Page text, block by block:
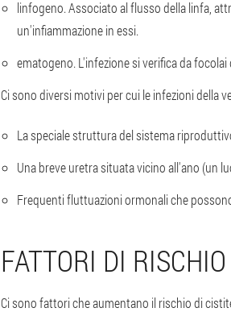
linfogeno. Associato al flusso della linfa,
un'infiammazione in essi.
ematogeno. L'infezione si verifica da
Ci sono diversi motivi per cui le infezioni della
La speciale struttura del sistema
Una breve uretra situata vicino all'ano (un
Frequenti fluttuazioni ormonali che
FATTORI DI RISCHIO
Ci sono fattori che aumentano il rischio di